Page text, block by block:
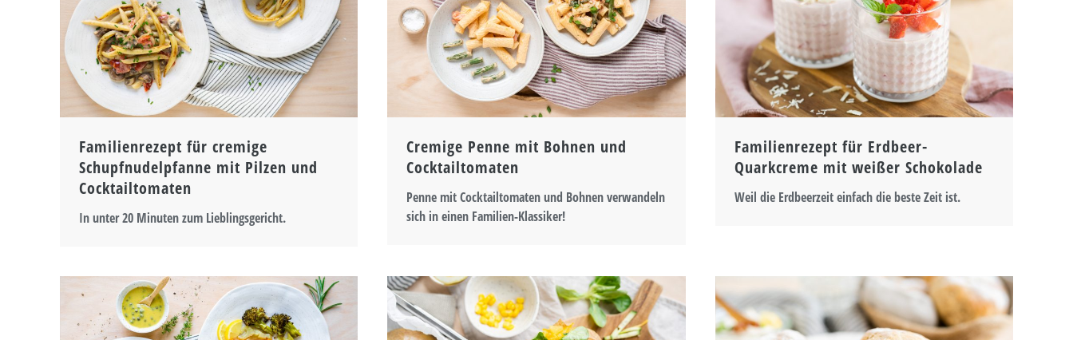
Familienrezept für cremige
Schupfnudelpfanne mit Pilzen und
Cocktailtomaten
In unter 20 Minuten zum Lieblingsgericht.
Cremige Penne mit Bohnen und
Cocktailtomaten
Penne mit Cocktailtomaten und Bohnen verwandeln
sich in einen Familien-Klassiker!
Familienrezept für Erdbeer-
Quarkcreme mit weißer Schokolade
Weil die Erdbeerzeit einfach die beste Zeit ist.